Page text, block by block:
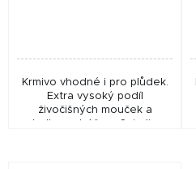
Krmivo vhodné i pro plůdek.
Extra vysoký podíl
živočišných mouček a
sladkovodní řasy Spirulina